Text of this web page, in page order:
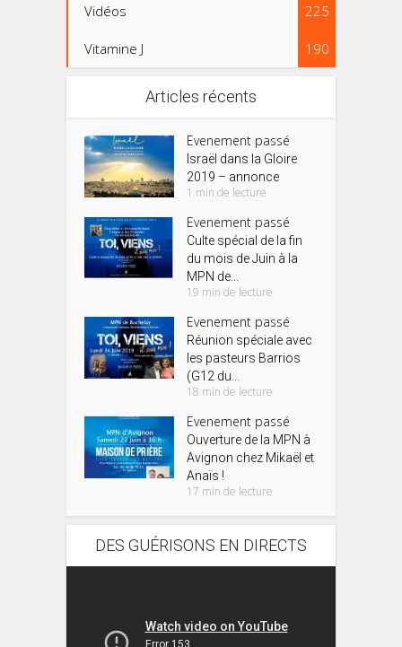
Vidéos 225
Vitamine J 190
Articles récents
Evenement passé
Israël dans la Gloire
2019 – annonce
1 min de lecture
Evenement passé
Culte spécial de la fin
du mois de Juin à la
MPN de...
19 min de lecture
Evenement passé
Réunion spéciale avec
les pasteurs Barrios
(G12 du...
18 min de lecture
Evenement passé
Ouverture de la MPN à
Avignon chez Mikaël et
Anaïs !
17 min de lecture
DES GUÉRISONS EN DIRECTS